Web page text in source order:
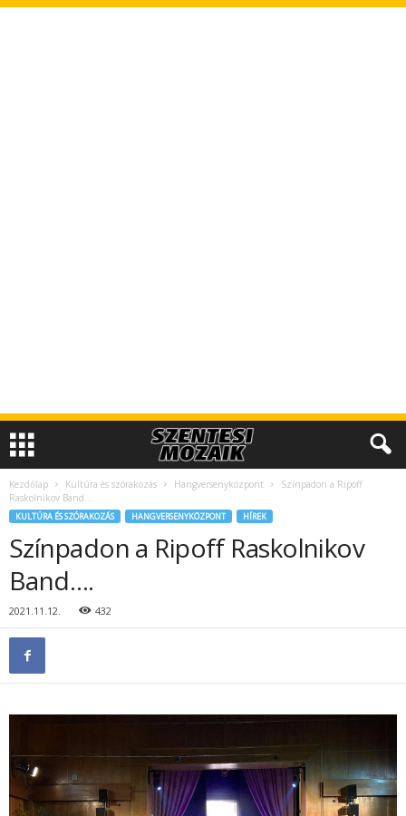
Kezdőlap Kultúra és szórakozás Hangversenyközpont
Színpadon a Ripoff
Raskolnikov Band….
KULTÚRA ÉS SZÓRAKOZÁS HANGVERSENYKÖZPONT HÍREK
Színpadon a Ripoff Raskolnikov
Band….
2021.11.12. 432